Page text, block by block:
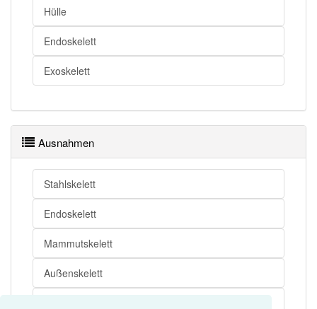
Hülle
Endoskelett
Exoskelett
Ausnahmen
Stahlskelett
Endoskelett
Mammutskelett
Außenskelett